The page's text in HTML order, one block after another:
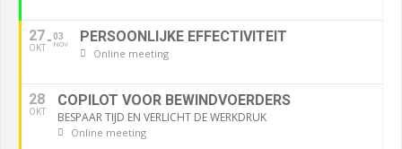
27
OKT
03
NOV PERSOONLIJKE EFFECTIVITEIT
Online meeting
28
OKT
COPILOT VOOR BEWINDVOERDERS
BESPAAR TIJD EN VERLICHT DE WERKDRUK
Online meeting